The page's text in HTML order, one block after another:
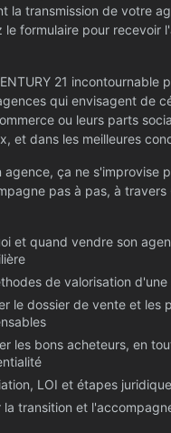
nous
ou
?
envisagiez de céder ou
: notre équipe vous
en toute
la transmission de votre
le formulaire pour recevoir
21 incontournable
qui envisagent de
ou leurs parts
et dans les meilleures
agence, ça ne s'improvise
pas à pas, à travers
et quand vendre son
de valorisation
le dossier de vente et les
les bons acheteurs, en
LOI et étapes
la transition et